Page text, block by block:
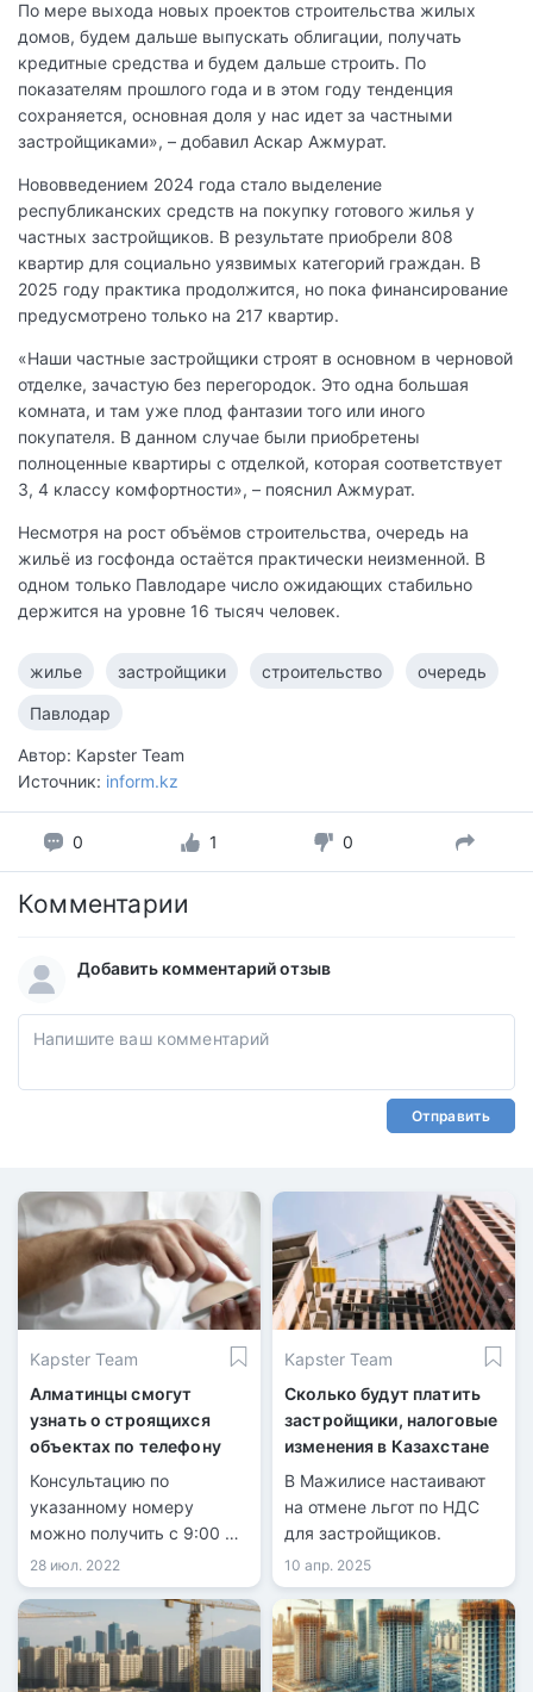
По мере выхода новых проектов строительства жилых
домов, будем дальше выпускать облигации, получать
кредитные средства и будем дальше строить. По
показателям прошлого года и в этом году тенденция
сохраняется, основная доля у нас идет за частными
застройщиками», – добавил Аскар Ажмурат.
Нововведением 2024 года стало выделение
республиканских средств на покупку готового жилья у
частных застройщиков. В результате приобрели 808
квартир для социально уязвимых категорий граждан. В
2025 году практика продолжится, но пока финансирование
предусмотрено только на 217 квартир.
«Наши частные застройщики строят в основном в черновой
отделке, зачастую без перегородок. Это одна большая
комната, и там уже плод фантазии того или иного
покупателя. В данном случае были приобретены
полноценные квартиры с отделкой, которая соответствует
3, 4 классу комфортности», – пояснил Ажмурат.
Несмотря на рост объёмов строительства, очередь на
жильё из госфонда остаётся практически неизменной. В
одном только Павлодаре число ожидающих стабильно
держится на уровне 16 тысяч человек.
жилье застройщики строительство очередь
Павлодар
Автор: Kapster Team
Источник: inform.kz
0 1 0
Комментарии
Добавить комментарий отзыв
Отправить
Kapster Team
Алматинцы смогут
узнать о строящихся
объектах по телефону
Консультацию по
указанному номеру
можно получить с 9:00 до
18:00 с понедельника по
пятницу.
28 июл. 2022
Kapster Team
Сколько будут платить
застройщики, налоговые
изменения в Казахстане
В Мажилисе настаивают
на отмене льгот по НДС
для застройщиков.
10 апр. 2025